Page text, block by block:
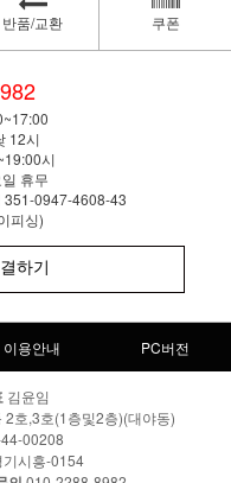
반품/교환 쿠폰
12시
시
휴무
351-0947-4608-43
피싱)
하기
이용안내 PC버전
김윤임
호,3호(1층및2층)(대야동)
00208
시흥-0154